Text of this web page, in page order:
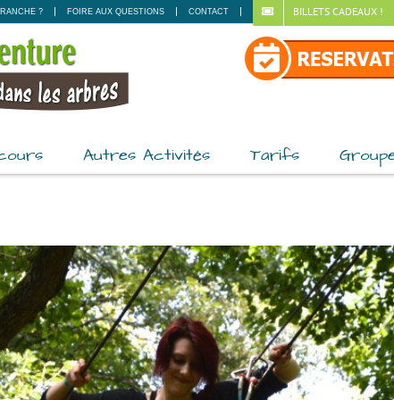
? FOIRE AUX QUESTIONS CONTACT BILLETS CADEAUX !
Autres Activités Tarifs